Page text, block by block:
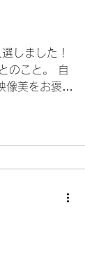
しました！
のこと。 自
美をお褒め